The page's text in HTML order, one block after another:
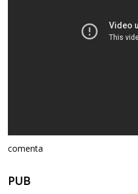
comenta
PUB